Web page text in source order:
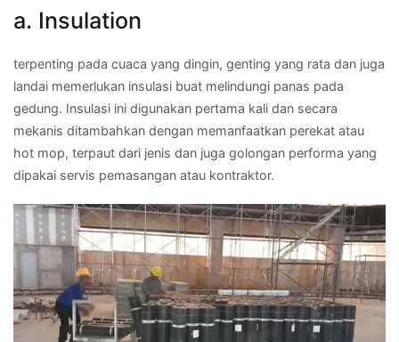
a. Insulation
terpenting pada cuaca yang dingin, genting yang rata dan juga
landai memerlukan insulasi buat melindungi panas pada
gedung. Insulasi ini digunakan pertama kali dan secara
mekanis ditambahkan dengan memanfaatkan perekat atau
hot mop, terpaut dari jenis dan juga golongan performa yang
dipakai servis pemasangan atau kontraktor.